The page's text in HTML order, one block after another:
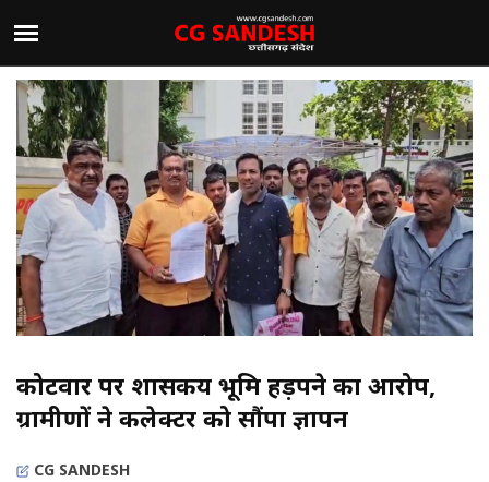
कोटवार पर शासकीय भूमि हड़पने का आरोप,
ग्रामीणों ने कलेक्टर को सौंपा ज्ञापन
CG SANDESH